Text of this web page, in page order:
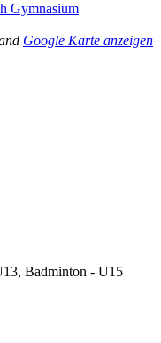
Gymnasium
Google Karte anzeigen
Badminton - U15